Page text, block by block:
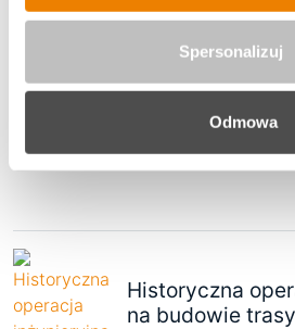
Spersonalizuj
Odmowa
IX Rudzki
Historyczna
na budowie